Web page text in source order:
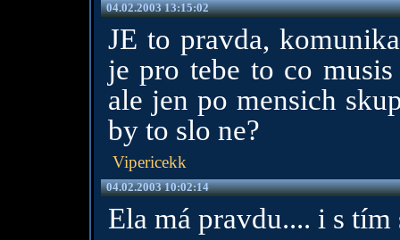
04.02.2003 13:15:02
JE to pravda,
je pro tebe to co
ale jen po mensich
by to slo ne?
Vipericekk
04.02.2003 10:02:14
Ela má pravdu.... i s